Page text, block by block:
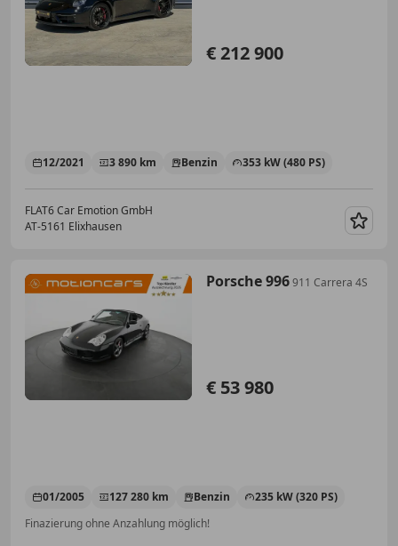
€ 212 900
12/2021 3 890 km Benzin 353 kW (480 PS)
FLAT6 Car Emotion GmbH
AT-5161 Elixhausen
Porsche 996911 Carrera 4S
€ 53 980
01/2005 127 280 km Benzin
235 kW (320 PS)
Finazierung ohne Anzahlung möglich!